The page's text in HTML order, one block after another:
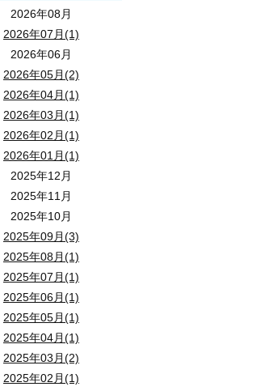
2026年08月
2026年07月(1)
2026年06月
2026年05月(2)
2026年04月(1)
2026年03月(1)
2026年02月(1)
2026年01月(1)
2025年12月
2025年11月
2025年10月
2025年09月(3)
2025年08月(1)
2025年07月(1)
2025年06月(1)
2025年05月(1)
2025年04月(1)
2025年03月(2)
2025年02月(1)